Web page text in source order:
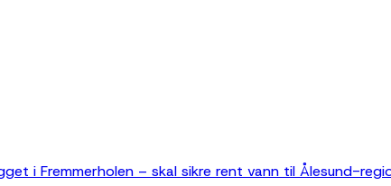
i Fremmerholen – skal sikre rent vann til Ålesund-